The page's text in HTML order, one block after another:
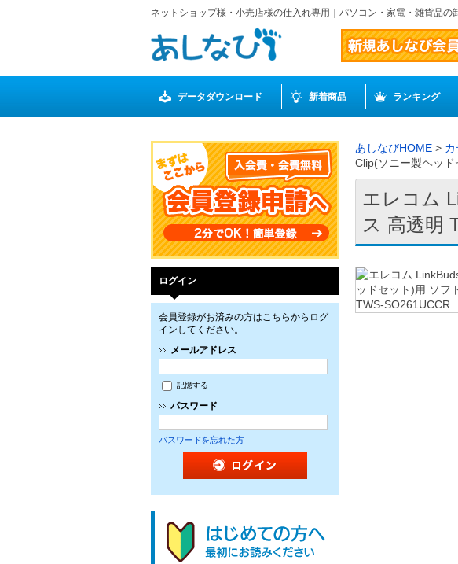
ネットショップ様・小売店様の仕入れ専用｜パソコン・家電・雑貨品
データダウンロード 新着商品 ランキング
ログイン
会員登録がお済みの方はこちらからログ
インしてください。
メールアドレス
記憶する
パスワード
パスワードを忘れた方
あしなびHOME >
Clip(ソニー製ヘッ
エレコム
ス 高透明